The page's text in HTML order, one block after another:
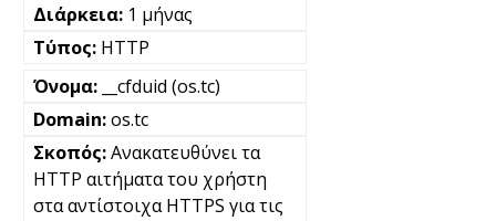
1 μήνας
HTTP
__cfduid (os.tc)
os.tc
Ανακατευθύνει τα
HTTP αιτήματα του χρήστη
στα αντίστοιχα HTTPS για τις